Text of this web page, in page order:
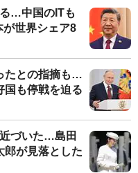
…中国のITも
が世界シェア8
たとの指摘も…
国も停戦を迫る
づいた…島田
郎が見落とした